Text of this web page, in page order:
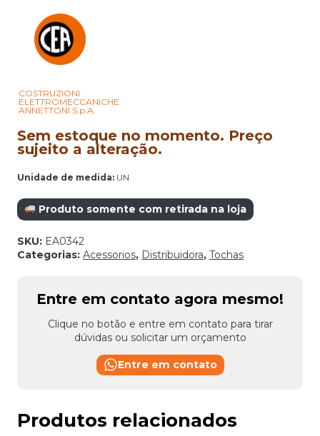
COSTRUZIONI
ELETTROMECCANICHE
ANNETTONI S.p.A.
Sem estoque no momento. Preço
sujeito a alteração.
Unidade de medida: UN
Produto somente com retirada na loja
SKU: EA0342
Categorias: Acessorios, Distribuidora, Tochas
Entre em contato agora mesmo!
Clique no botão e entre em contato para tirar
dúvidas ou solicitar um orçamento
Entre em contato
Produtos relacionados